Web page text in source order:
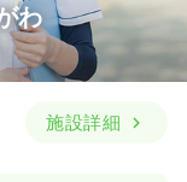
わ
施設詳細